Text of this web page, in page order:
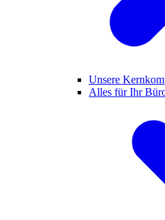
Unsere
Alles für Ihr